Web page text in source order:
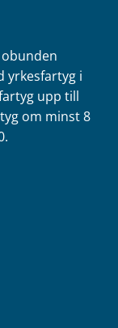
yrkesfartyg i
upp till
om minst 8